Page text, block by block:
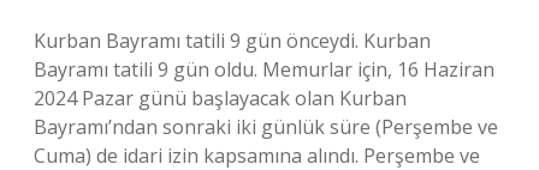
Kurban Bayramı tatili 9 gün önceydi. Kurban
Bayramı tatili 9 gün oldu. Memurlar için, 16 Haziran
2024 Pazar günü başlayacak olan Kurban
Bayramı’ndan sonraki iki günlük süre (Perşembe ve
Cuma) de idari izin kapsamına alındı. Perşembe ve